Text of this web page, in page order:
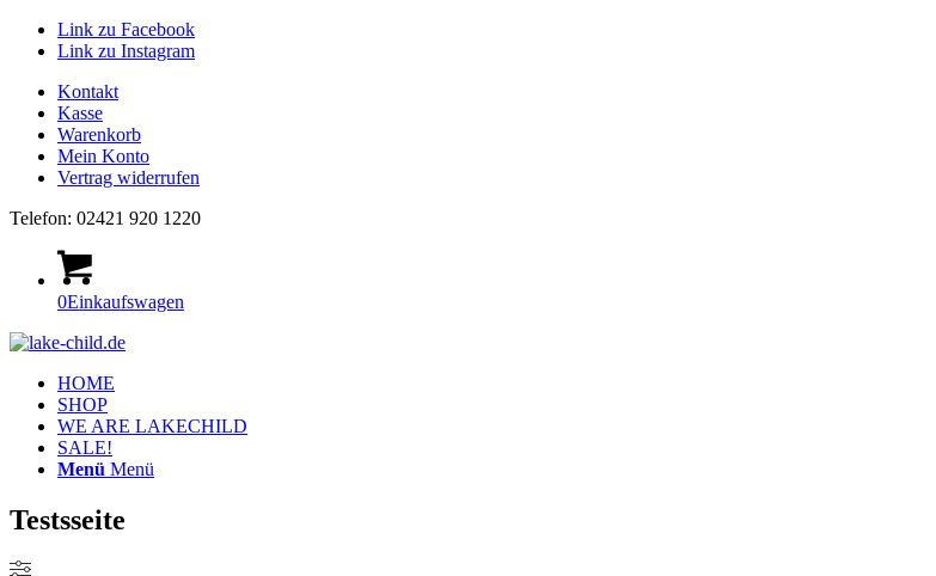
Link zu Facebook
Link zu Instagram
Kontakt
Kasse
Warenkorb
Mein Konto
Vertrag widerrufen
Telefon: 02421 920 1220
0Einkaufswagen
HOME
SHOP
WE ARE LAKECHILD
SALE!
Menü Menü
Testsseite